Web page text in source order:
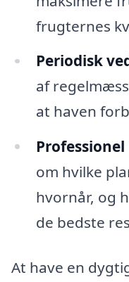
frugternes
Periodisk
af
at haven
om hvilke
hvornår, og
de bedste
At have en